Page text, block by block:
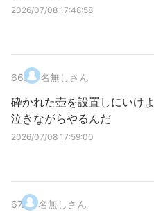
2026/07/08 17:48:58
66. 名無しさん
砕かれた壺を設置しにいけよ
泣きながらやるんだ
2026/07/08 17:59:00
67. 名無しさん